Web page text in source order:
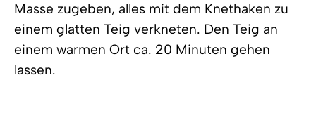
Masse zugeben, alles mit dem Knethaken zu
einem glatten Teig verkneten. Den Teig an
einem warmen Ort ca. 20 Minuten gehen
lassen.